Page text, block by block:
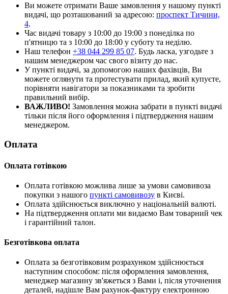
Ви можете отримати Ваше замовлення у нашому пункті
видачі, що розташований за адресою: проспект Тичини,
4.
Час видачі товару з 10:00 до 19:00 з понеділка по
п'ятницю та з 10:00 до 18:00 у суботу та неділю.
Наш телефон +38 044 299 85 07. Будь ласка, узгодьте з
нашим менеджером час свого візиту до нас.
У пункті видачі, за допомогою наших фахівців, Ви
можете оглянути та протестувати прилад, який купуєте,
порівняти навігатори за показниками та зробити
правильний вибір.
ВАЖЛИВО! Замовлення можна забрати в пункті видачі
тільки після його оформлення і підтвердження нашим
менеджером.
Оплата
Оплата готівкою
Оплата готівкою можлива лише за умови самовивоза
покупки з нашого пункті самовивозу в Києві.
Оплата здійснюється виключно у національній валюті.
На підтвердження оплати ми видаємо Вам товарний чек
і гарантійний талон.
Безготівкова оплата
Оплата за безготівковим розрахунком здійснюється
наступним способом: після оформлення замовлення,
менеджер магазину зв'яжеться з Вами і, після уточнення
деталей, надішле Вам рахунок-фактуру електронною